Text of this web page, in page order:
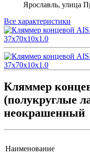
Ярославль, улица
Все характеристики
Кляммер
(полукруглые
неокрашенный
Наименование